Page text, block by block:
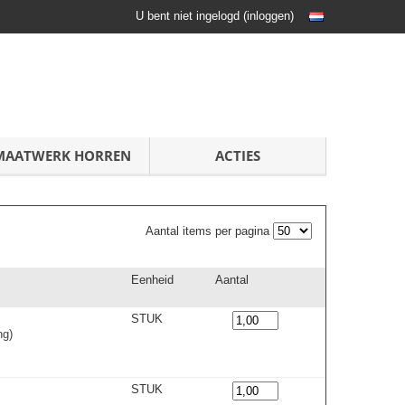
U bent niet ingelogd (inloggen)
HORREN ACTIES
Aantal items per pagina
Eenheid Aantal
STUK
STUK